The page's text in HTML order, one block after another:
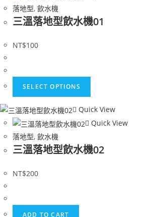
落地型, 飲水機
三溫落地型飲水機01
NT$100
SELECT OPTIONS
Quick View
Quick View
落地型, 飲水機
三溫落地型飲水機02
NT$200
ADD TO CART